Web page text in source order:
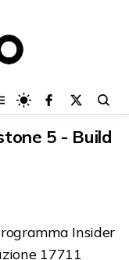
5 - Build
Insider
17711